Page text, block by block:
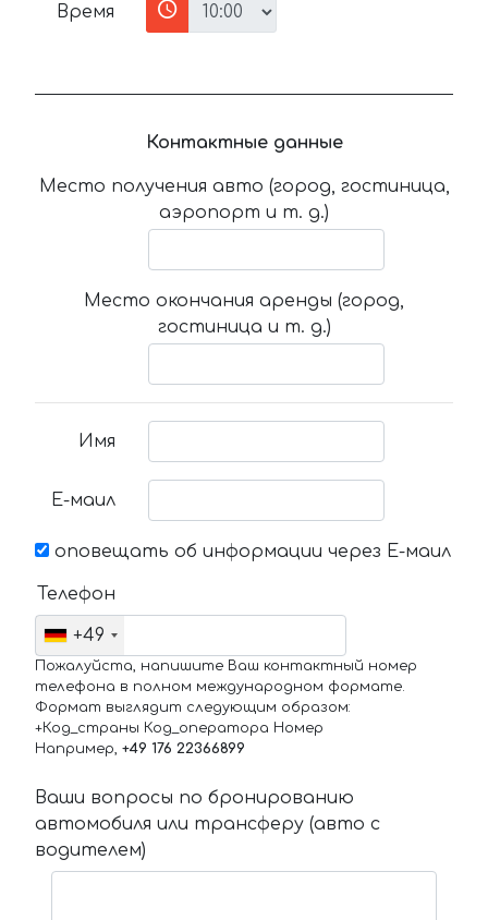
Время
Контактные данные
Место получения авто (город, гостиница,
аэропорт и т. д.)
Место окончания аренды (город,
гостиница и т. д.)
Имя
Е-маил
оповещать об информации через Е-маил
Телефон
+49
Пожалуйста, напишите Ваш контактный номер
телефона в полном международном формате.
Формат выглядит следующим образом:
+Код_страны Код_оператора Номер
Например, +49 176 22366899
Ваши вопросы по бронированию
автомобиля или трансферу (авто с
водителем)